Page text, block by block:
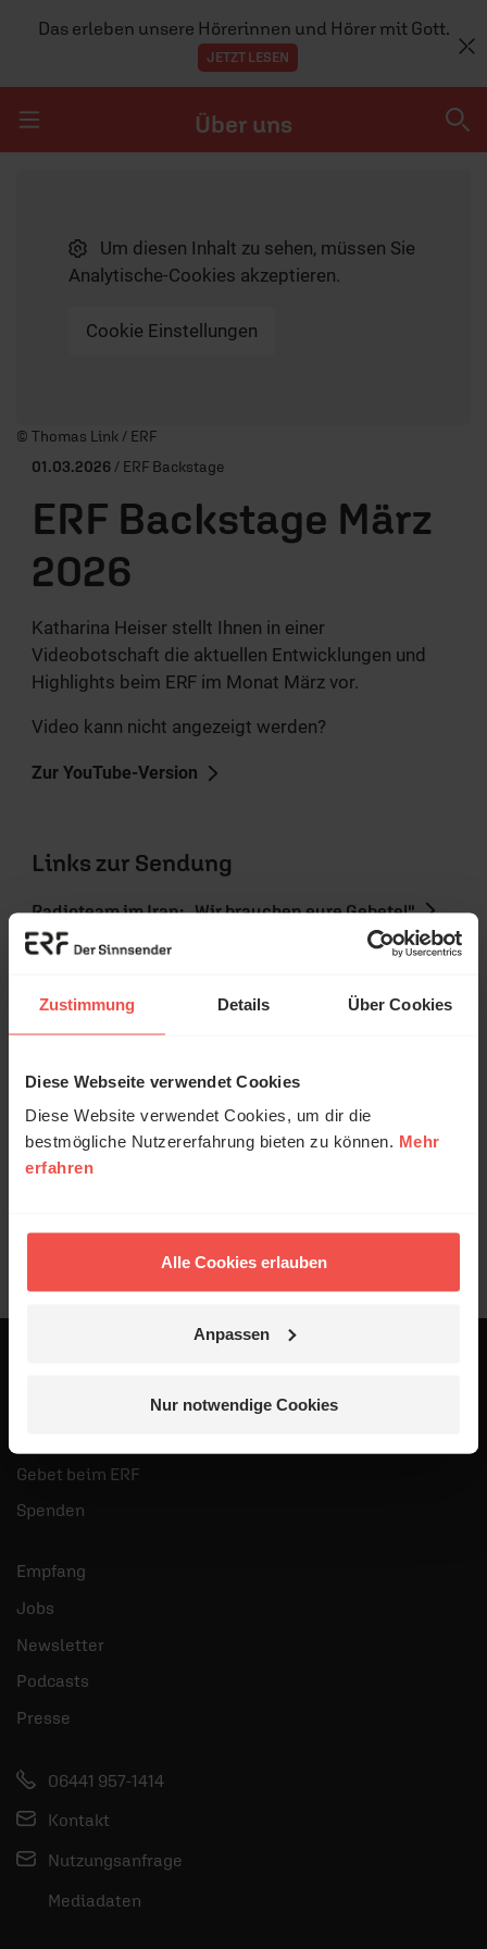
Zustimmung Details Über Cookies
Diese Webseite verwendet Cookies
Diese Website verwendet Cookies, um dir die
bestmögliche Nutzererfahrung bieten zu können. Mehr
erfahren
Alle Cookies erlauben
Anpassen
Nur notwendige Cookies
Das erleben unsere Hörerinnen und Hörer mit Gott.
JETZT LESEN
Über uns
UNTERNEHMEN
CO-WORKING & MEETINGRÄUME
PRESSE
Um diesen Inhalt zu sehen, müssen Sie
Analytische-Cookies akzeptieren.
Cookie Einstellungen
© Thomas Link / ERF
01.03.2026 / ERF Backstage
ERF Backstage März
2026
Katharina Heiser stellt Ihnen in einer
Videobotschaft die aktuellen Entwicklungen und
Highlights beim ERF im Monat März vor.
Video kann nicht angezeigt werden?
Zur YouTube-Version
Links zur Sendung
Radioteam im Iran: „Wir brauchen eure Gebete!"
Job mit Sinn gesucht? Dann sind Sie bei uns
Neu bei ERF Bibleserver: Chats ganz einfach
Einklang leben. Das Dossier zum
Schwerpunktthema des ERF (März/April 2026).
Gebet beim ERF
Spenden
Empfang
Jobs
Newsletter
Podcasts
Presse
06441 957-1414
Kontakt
Nutzungsanfrage
Mediadaten